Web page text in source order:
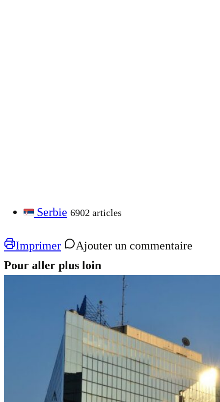
Serbie 6902 articles
Imprimer
Ajouter un commentaire
Pour aller plus loin